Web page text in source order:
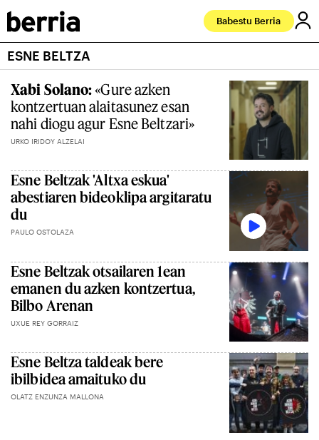
Babestu Berria
ESNE BELTZA
Xabi Solano:«Gure azken
kontzertuan alaitasunez esan
nahi diogu agur Esne Beltzari»
URKO IRIDOY ALZELAI
Esne Beltzak 'Altxa eskua'
abestiaren bideoklipa argitaratu
du
PAULO OSTOLAZA
Esne Beltzak otsailaren 1ean
emanen du azken kontzertua,
Bilbo Arenan
UXUE REY GORRAIZ
Esne Beltza taldeak bere
ibilbidea amaituko du
OLATZ ENZUNZA MALLONA